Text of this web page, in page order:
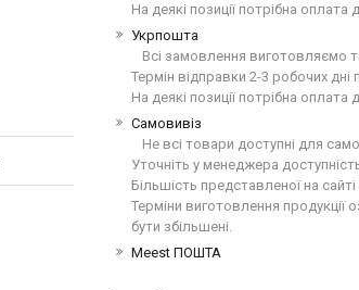
На деякі позиції потрібна
Укрпошта
Всі замовлення виготовляємо
Термін відправки 2-3 робочих
На деякі позиції потрібна
Самовивіз
Не всі товари доступні для
Уточніть у менеджера
Більшість представленої на
Терміни виготовлення
бути збільшені.
Meest ПОШТА